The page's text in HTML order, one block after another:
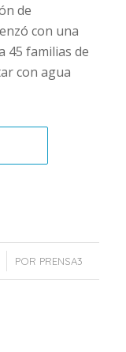
de
con una
45 familias de
con agua
POR PRENSA3